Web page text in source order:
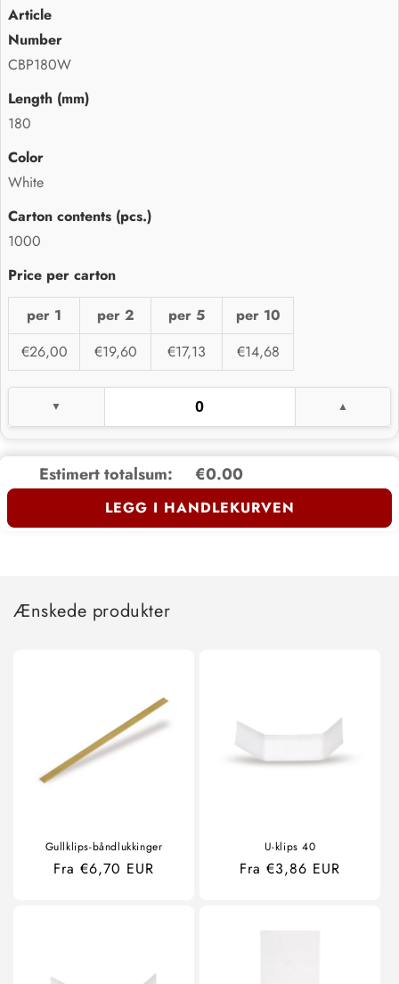
CBP180W
180
White
1000
per 1 per 2 per 5
per 10
€26,00
€19,60 €17,13 €14,68
Estimert totalsum: €0.00
LEGG I HANDLEKURVEN
Ænskede produkter
Gullklips-båndlukkinger
Ordinær
Fra €6,70 EUR
U-klips 40
Ordinær
Fra €3,86 EUR